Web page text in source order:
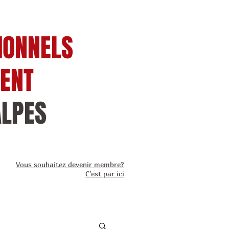
Vous souhaitez devenir membre?
C'est par ici